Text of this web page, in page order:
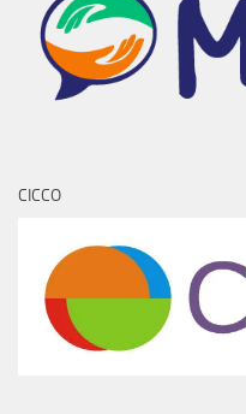
CICCO